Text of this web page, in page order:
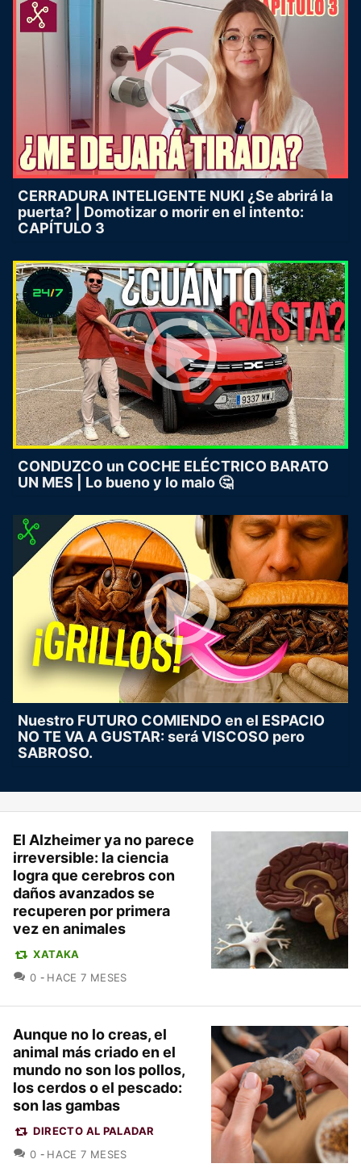
CERRADURA INTELIGENTE NUKI ¿Se abrirá la
puerta? | Domotizar o morir en el intento:
CAPÍTULO 3
CONDUZCO un COCHE ELÉCTRICO BARATO
UN MES | Lo bueno y lo malo 🤔
Nuestro FUTURO COMIENDO en el ESPACIO
NO TE VA A GUSTAR: será VISCOSO pero
SABROSO.
El Alzheimer ya no parece
irreversible: la ciencia
logra que cerebros con
daños avanzados se
recuperen por primera
vez en animales
XATAKA
0 COMENTARIOS
HACE 7 MESES
Aunque no lo creas, el
animal más criado en el
mundo no son los pollos,
los cerdos o el pescado:
son las gambas
DIRECTO AL PALADAR
0 COMENTARIOS
HACE 7 MESES